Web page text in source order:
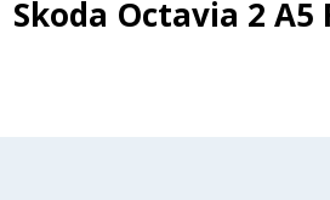
Skoda Octavia 2 A5